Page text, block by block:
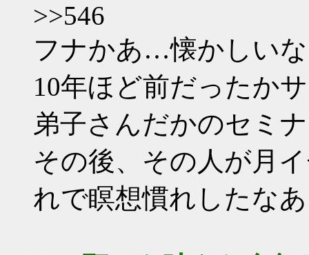
>>546
フナかあ…懐かしい
10年ほど前だったか
弟子さんだかのセミ
その後、その人が月
れで瞑想慣れしたな